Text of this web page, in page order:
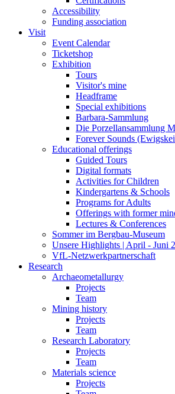
Accessibility
Funding association
Visit
Event Calendar
Ticketshop
Exhibition
Tours
Visitor's mine
Headframe
Special exhibitions
Barbara-Sammlung
Die Porzellansammlung
Forever Sounds
Educational offerings
Guided Tours
Digital formats
Activities for Children
Kindergartens & Schools
Programs for Adults
Offerings with former
Lectures & Conferences
Sommer im Bergbau-Museum
Unsere Highlights | April - Juni
VfL-Netzwerkpartnerschaft
Research
Archaeometallurgy
Projects
Team
Mining history
Projects
Team
Research Laboratory
Projects
Team
Materials science
Projects